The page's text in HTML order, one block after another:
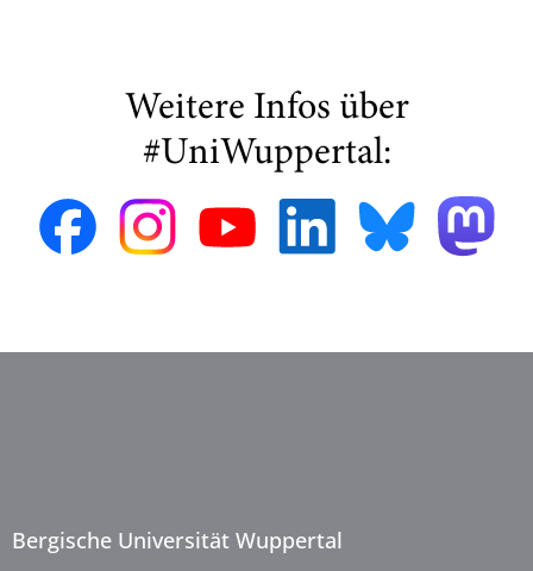
Weitere Infos über
#UniWuppertal:
Bergische Universität Wuppertal